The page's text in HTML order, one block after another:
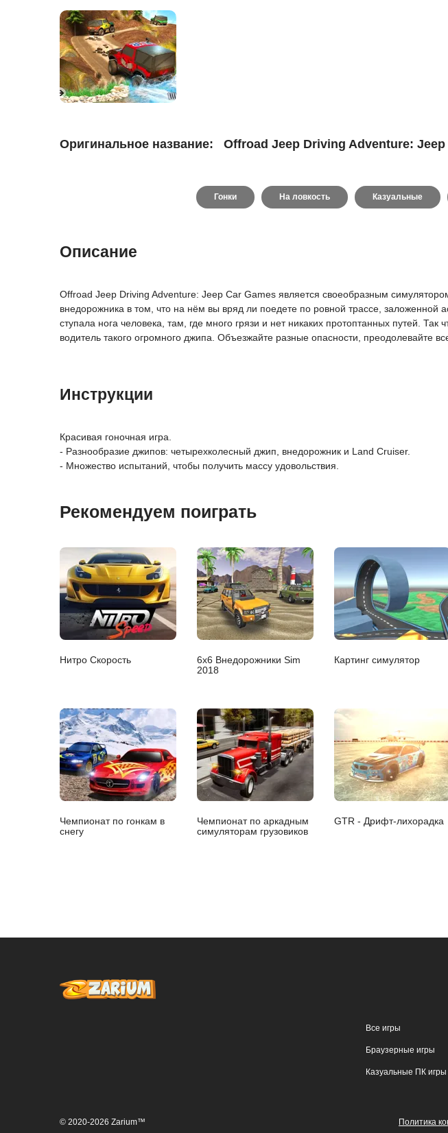
Оригинальное название: Offroad Jeep Driving Adventure: Jeep
Гонки На ловкость Казуальные
Описание
Offroad Jeep Driving Adventure: Jeep Car Games является своеобразным
внедорожника в том, что на нём вы вряд ли поедете по ровной трассе, заложенной
ступала нога человека, там, где много грязи и нет никаких протоптанных путей.
водитель такого огромного джипа. Объезжайте разные опасности, преодолевайте
Инструкции
Красивая гоночная игра.
- Разнообразие джипов: четырехколесный джип, внедорожник и Land Cruiser.
- Множество испытаний, чтобы получить массу удовольствия.
Рекомендуем поиграть
Нитро Скорость
6х6 Внедорожники Sim
2018
Картинг симулятор
Чемпионат по гонкам в
снегу
Чемпионат по аркадным
симуляторам грузовиков
GTR - Дрифт-лихорадка
Все игры
Браузерные игры
Казуальные ПК игры
© 2020-2026 Zarium™ Политика